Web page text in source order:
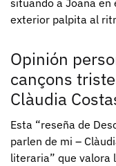
exterior palpita al
Opinión
cançons
Clàudia
Esta “reseña de
parlen de mi –
literaria” que valora